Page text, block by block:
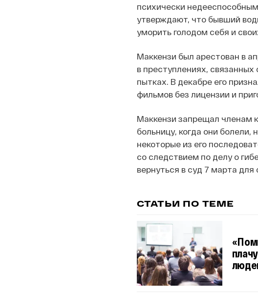
психически
утверждают, что бывший
уморить голодом себя и
Маккензи был арестован в
в преступлениях,
пытках. В декабре его
фильмов без лицензии и
Маккензи запрещал членам
больницу, когда они болели,
некоторые из его
со следствием по делу о
вернуться в суд 7 марта
СТАТЬИ ПО ТЕМЕ